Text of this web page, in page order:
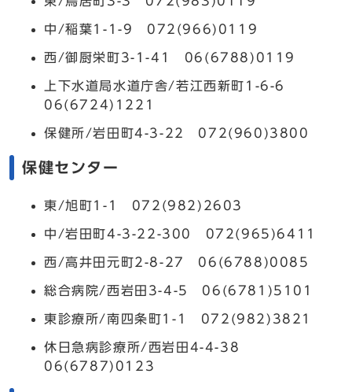
中/稲葉1-1-9 072(966)0119
西/御厨栄町3-1-41 06(6788)0119
上下水道局水道庁舎/若江西新町1-6-6
06(6724)1221
保健所/岩田町4-3-22 072(960)3800
保健センター
東/旭町1-1 072(982)2603
中/岩田町4-3-22-300 072(965)6411
西/高井田元町2-8-27 06(6788)0085
総合病院/西岩田3-4-5 06(6781)5101
東診療所/南四条町1-1 072(982)3821
休日急病診療所/西岩田4-4-38
06(6787)0123